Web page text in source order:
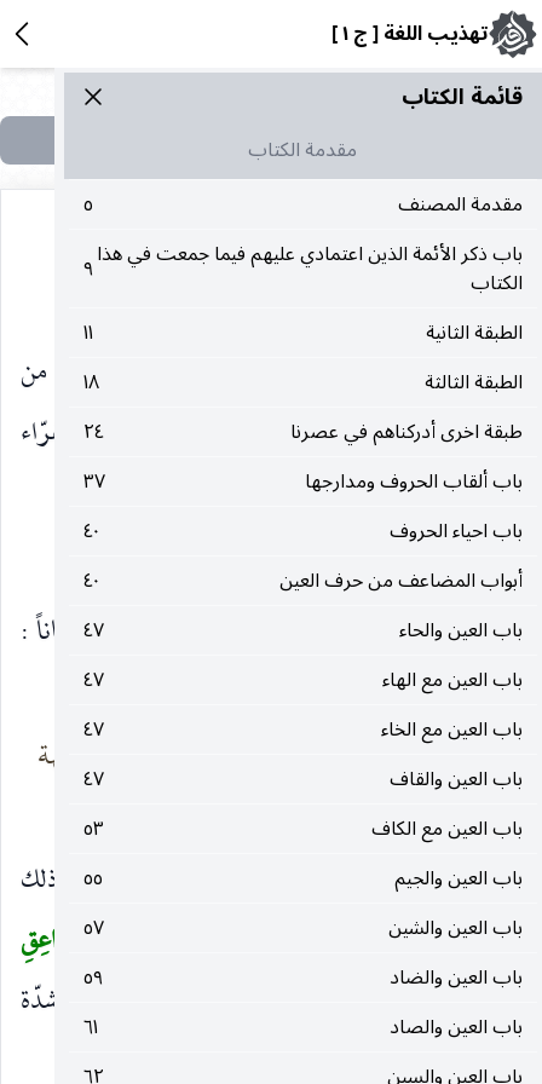
تهذيب اللغة [ ج ١ ]
قائمة الکتاب
مقدمة الكتاب
مقدمة المصنف
٥
باب ذكر الأئمة الذين اعتمادي عليهم فيما جمعت في هذا
الكتاب
٩
الطبقة الثانية
١١
الطبقة الثالثة
١٨
طبقة اخرى أدركناهم في عصرنا
٢٤
باب ألقاب الحروف ومدارجها
٣٧
باب احياء الحروف
٤٠
أبواب المضاعف من حرف العين
٤٠
باب العين والحاء
٤٧
باب العين مع الهاء
٤٧
باب العين مع الخاء
٤٧
باب العين والقاف
٤٧
باب العين مع الكاف
٥٣
باب العين والجيم
٥٥
باب العين والشين
٥٧
باب العين والضاد
٥٩
باب العين والصاد
٦١
الخلقُ ، أي يموتون.
وقال الليث :
: مثل الغَشْي يأخذ الإنسانَ من
الحرّ وغيره. ويقالأصعقته
الصيحةُ : قتلتْه. وأنشد الفرّاء
:
أُحادَ ومَثْنَى أصعقتها صواهلُه
أي قتلها صَوتُه. ويقال للبرق والرعد إذا قتلا إنساناً :
أصابتهصاعقة. وقال لبيد يرثي أخاه :
فجّعنِي الرعدُ
والصَّواعق بال فارس يوم الكريهة
وقيل : أراد
صوت الرعد ، يدلّ على ذلك
قوله جلّ وعزّ :
يَجْعَلُونَ أَصابِعَهُمْ فِي آذانِهِمْ مِنَ الصَّواعِقِ
حَذَرَ الْمَوْتِ
[البَقَرَة : ١٩] فلا يسدُّون آذانهم إلّا من شدّة
صوت الرعد.